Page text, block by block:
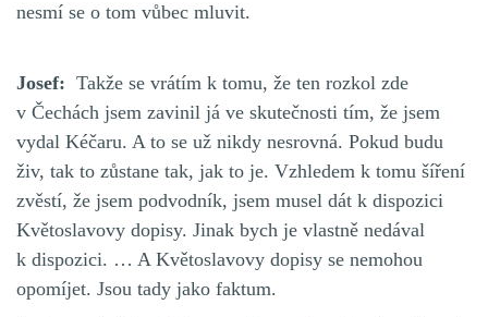
nesmí se o tom vůbec mluvit.
Josef: Takže se vrátím k tomu, že ten rozkol zde
v Čechách jsem zavinil já ve skutečnosti tím, že jsem
vydal Kéčaru. A to se už nikdy nesrovná. Pokud budu
živ, tak to zůstane tak, jak to je. Vzhledem k tomu šíření
zvěstí, že jsem podvodník, jsem musel dát k dispozici
Květoslavovy dopisy. Jinak bych je vlastně nedával
k dispozici. … A Květoslavovy dopisy se nemohou
opomíjet. Jsou tady jako faktum.